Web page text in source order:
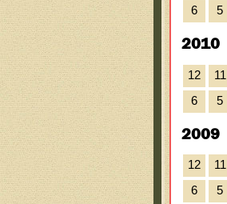
6
5
2010
12 11
6
5
2009
12 11
6
5